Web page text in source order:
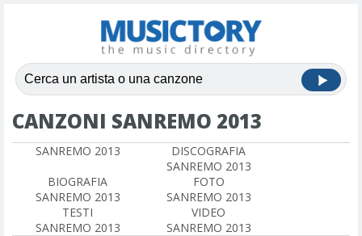
CANZONI SANREMO 2013
SANREMO 2013
DISCOGRAFIA
SANREMO 2013
BIOGRAFIA
SANREMO 2013
FOTO
SANREMO 2013
TESTI
SANREMO 2013
VIDEO
SANREMO 2013